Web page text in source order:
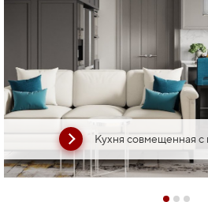
Кухня совмещенная с